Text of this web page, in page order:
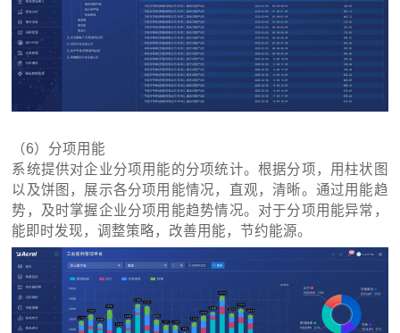
（6）分项用能
系统提供对企业分项用能的分项统计。根据分项，用柱状图
以及饼图，展示各分项用能情况，直观，清晰。通过用能趋
势，及时掌握企业分项用能趋势情况。对于分项用能异常，
能即时发现，调整策略，改善用能，节约能源。